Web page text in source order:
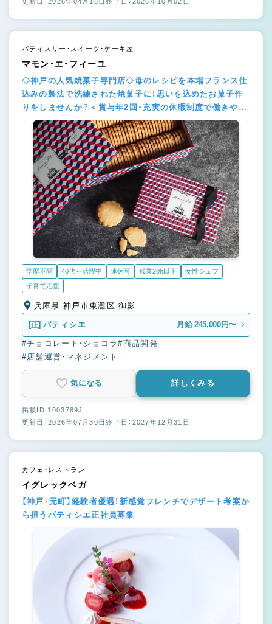
パティスリー・スイーツ・ケーキ屋
マモン・エ・フィーユ
◇神戸の人気焼菓子専門店◇母のレシピを本場フランス仕
込みの製法で洗練された焼菓子に！思いを込めたお菓子作
りをしませんか？＜賞与年2回・充実の休暇制度で働きやす
さも◎＞
学歴不問 40代～活躍中 連休可 残業20h以下
女性シェフ
子育て応援
兵庫県 神戸市東灘区 御影
[正] パティシエ 月給 245,000円〜
#チョコレート・ショコラ#商品開発
#店舗運営・マネジメント
気になる 詳しくみる
掲載ID 1003789J
更新日：2026年07月30日終了日：2027年12月31日
カフェ・レストラン
イグレックベガ
【神戸・元町】経験者優遇！新感覚フレンチでデザート考案か
ら担うパティシエ正社員募集